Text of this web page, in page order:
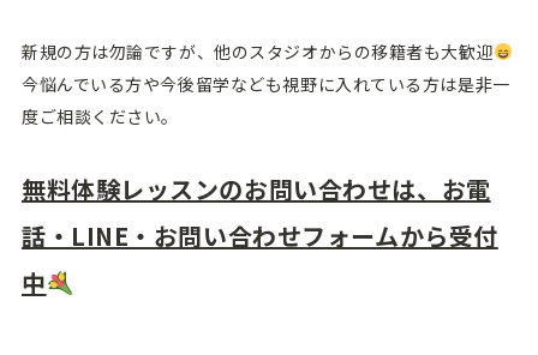
新規の方は勿論ですが、他のスタジオからの移籍者も大歓迎
今悩んでいる方や今後留学なども視野に入れている方は是非一
度ご相談ください。
無料体験レッスンのお問い合わせは、お電
話・LINE・お問い合わせフォームから受付
中